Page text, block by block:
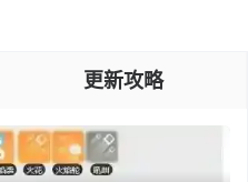
更新攻略